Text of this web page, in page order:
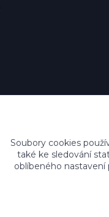
Soubory cookies
také ke sledování
oblíbeného nastavení